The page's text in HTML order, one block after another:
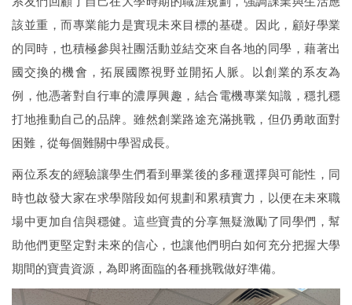
該並重，而專業能力是實現未來目標的基礎。因此，顧好學業
的同時，也積極參與社團活動並結交來自各地的同學，藉著出
國交換的機會，拓展國際視野並開拓人脈。以創業的系友為
例，他憑著對自行車的濃厚興趣，結合電機專業知識，穩扎穩
打地推動自己的品牌。雖然創業路途充滿挑戰，但仍勇敢面對
困難，從每個難關中學習成長。
兩位系友的經驗讓學生們看到畢業後的多種選擇與可能性，同
時也啟發大家在求學階段如何規劃和累積實力，以便在未來職
場中更加自信與穩健。這些寶貴的分享無疑激勵了同學們，幫
助他們更堅定對未來的信心，也讓他們明白如何充分把握大學
期間的寶貴資源，為即將面臨的各種挑戰做好準備。